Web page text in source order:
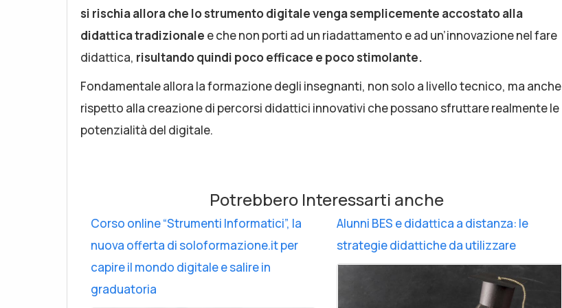
si rischia allora che lo strumento digitale venga semplicemente accostato alla
didattica tradizionale e che non porti ad un riadattamento e ad un’innovazione nel fare
didattica, risultando quindi poco efficace e poco stimolante.
Fondamentale allora la formazione degli insegnanti, non solo a livello tecnico, ma anche
rispetto alla creazione di percorsi didattici innovativi che possano sfruttare realmente le
potenzialità del digitale.
Potrebbero Interessarti anche
Corso online “Strumenti Informatici”, la
nuova offerta di soloformazione.it per
capire il mondo digitale e salire in
graduatoria
Alunni BES e didattica a distanza: le
strategie didattiche da utilizzare